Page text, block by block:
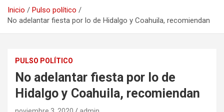
Inicio
Pulso político
No adelantar fiesta por lo de Hidalgo y Coahuila, recomiendan
PULSO POLÍTICO
No adelantar fiesta por lo de
Hidalgo y Coahuila, recomiendan